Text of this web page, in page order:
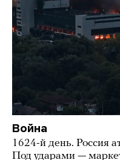
Война
1624-й день. Россия
Под ударами —